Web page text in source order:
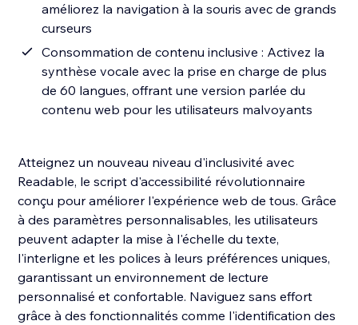
améliorez la navigation à la souris avec de grands
curseurs
Consommation de contenu inclusive : Activez la
synthèse vocale avec la prise en charge de plus
de 60 langues, offrant une version parlée du
contenu web pour les utilisateurs malvoyants
Atteignez un nouveau niveau d'inclusivité avec
Readable, le script d'accessibilité révolutionnaire
conçu pour améliorer l'expérience web de tous. Grâce
à des paramètres personnalisables, les utilisateurs
peuvent adapter la mise à l'échelle du texte,
l'interligne et les polices à leurs préférences uniques,
garantissant un environnement de lecture
personnalisé et confortable. Naviguez sans effort
grâce à des fonctionnalités comme l'identification des